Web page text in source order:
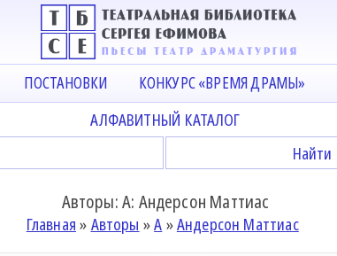
ПОСТАНОВКИ КОНКУРС «ВРЕМЯ ДРАМЫ»
АЛФАВИТНЫЙ КАТАЛОГ
Авторы: А: Андерсон Маттиас
Главная » Авторы »А »Андерсон Маттиас